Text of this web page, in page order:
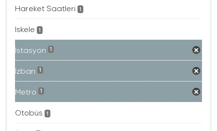
Hareket Saatleri 1
Iskele 1
Istasyon 1
Izban 1
Metro 1
Otobüs 1